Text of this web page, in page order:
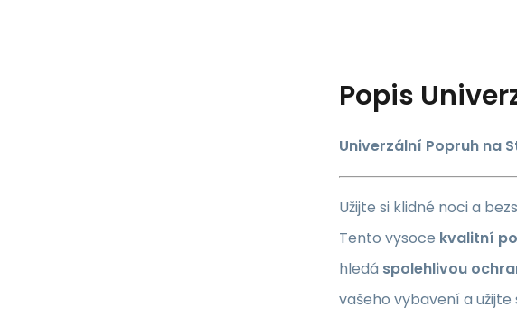
Popis
Univerzální Popruh na
Užijte si klidné noci a
Tento vysoce kvalitní
hledá spolehlivou
vašeho vybavení a